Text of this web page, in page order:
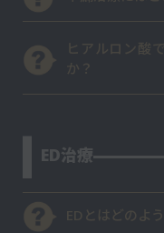
ヒアルロン酸
か？
ED治療
EDとはどのよ